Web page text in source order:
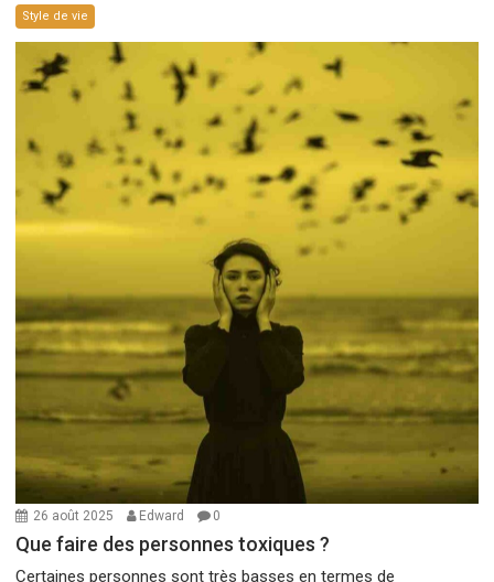
Style de vie
26 août 2025 Edward 0
Que faire des personnes toxiques ?
Certaines personnes sont très basses en termes de